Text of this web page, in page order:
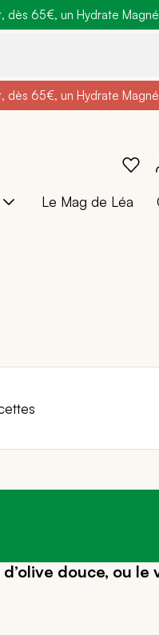
de-25% + Livraison
BRADERIE :-40% sur
dès 65€, un Hydrate
de-25% + Livraison
Braderie :-40% sur
dès 65€, un Hydrate
Le Mag de Léa
douce, ou